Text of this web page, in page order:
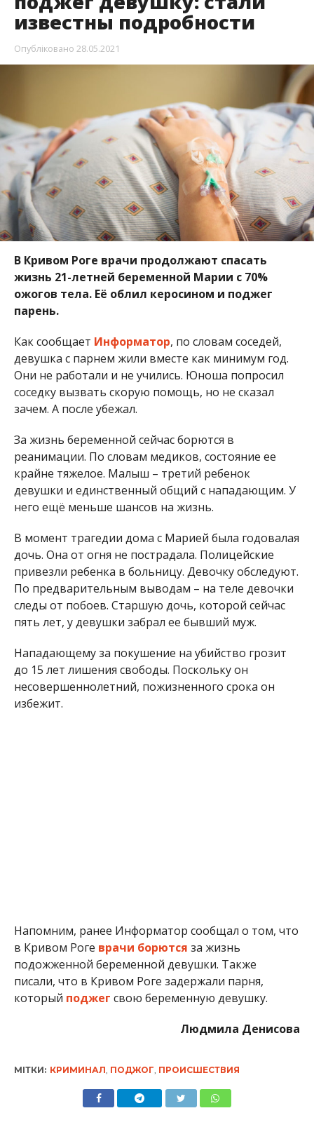
известны подробности
Опубліковано 28.05.2021
В Кривом Роге врачи продолжают спасать
жизнь 21-летней беременной Марии с 70%
ожогов тела. Её облил керосином и поджег
парень.
Как сообщает Информатор, по словам соседей,
девушка с парнем жили вместе как минимум год.
Они не работали и не учились. Юноша попросил
соседку вызвать скорую помощь, но не сказал
зачем. А после убежал.
За жизнь беременной сейчас борются в
реанимации. По словам медиков, состояние ее
крайне тяжелое. Малыш – третий ребенок
девушки и единственный общий с нападающим. У
него ещё меньше шансов на жизнь.
В момент трагедии дома с Марией была годовалая
дочь. Она от огня не пострадала. Полицейские
привезли ребенка в больницу. Девочку обследуют.
По предварительным выводам – на теле девочки
следы от побоев. Старшую дочь, которой сейчас
пять лет, у девушки забрал ее бывший муж.
Нападающему за покушение на убийство грозит
до 15 лет лишения свободы. Поскольку он
несовершеннолетний, пожизненного срока он
избежит.
Напомним, ранее Информатор сообщал о том, что
в Кривом Роге врачи борются за жизнь
подожженной беременной девушки. Также
писали, что в Кривом Роге задержали парня,
который поджег свою беременную девушку.
Людмила Денисова
МІТКИ: КРИМИНАЛ ПОДЖОГ ПРОИСШЕСТВИЯ